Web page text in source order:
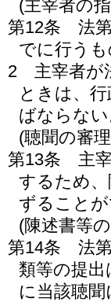
(主宰者の
第12条
法
でに行う
2
主宰者が
ときは、
ばならな
(聴聞の審
第13条
主
するため
ずること
(陳述書等
第14条
法
類等の提
に当該聴